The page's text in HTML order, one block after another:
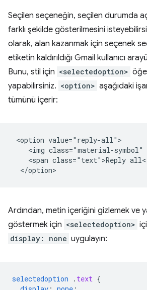
Seçilen seçeneğin, seçilen durumda
farklı şekilde gösterilmesini
olarak, alan kazanmak için seçenek
etiketin kaldırıldığı Gmail kullanıcı
Bunu, stil için <selectedoption>
yapabilirsiniz. <option> aşağıdaki
tümünü içerir:
<option value="reply-all">
<img class="material-
<span class="text">Reply
Ardından, metin içeriğini gizlemek ve
göstermek için <selectedoption>
display: none uygulayın:
selectedoption . text {